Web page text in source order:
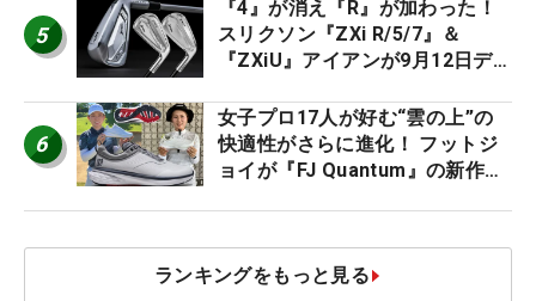
5
『4』が消え『R』が加わった！
スリクソン『ZXi R/5/7』＆
『ZXiU』アイアンが9月12日デ
6
女子プロ17人が好む“雲の上”の
快適性がさらに進化！ フットジ
ョイが『FJ Quantum』の新作を
ランキングをもっと見る